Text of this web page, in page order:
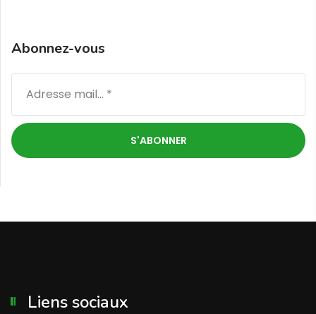
Abonnez-vous
Liens sociaux